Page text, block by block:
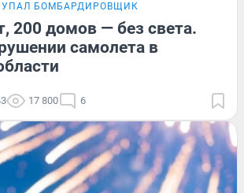
УПАЛ БОМБАРДИРОВЩИК
200 домов — без света.
самолета в
17 800 6